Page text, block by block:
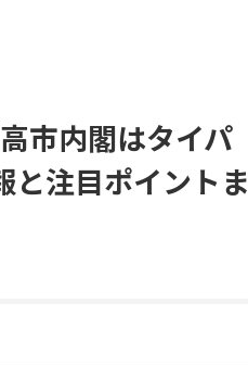
市内閣はタイパ
と注目ポイントま